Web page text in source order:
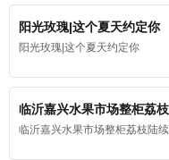
阳光玫瑰|这个夏天约定你
阳光玫瑰|这个夏天约定你
临沂嘉兴水果市场整柜荔枝陆